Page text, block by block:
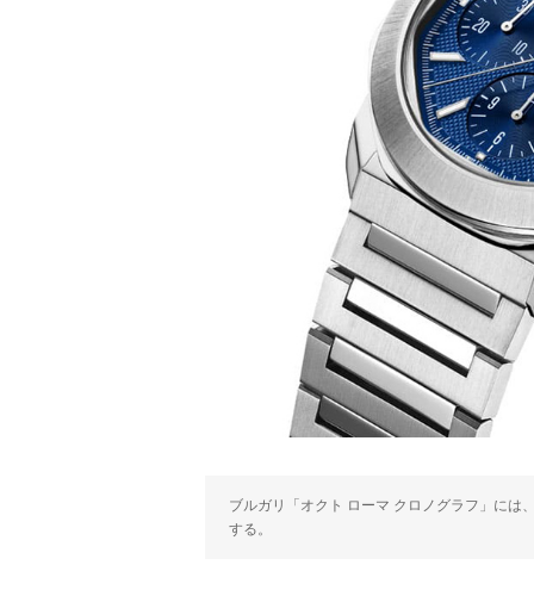
ブルガリ「オクト ローマ クロノグラフ」には
する。